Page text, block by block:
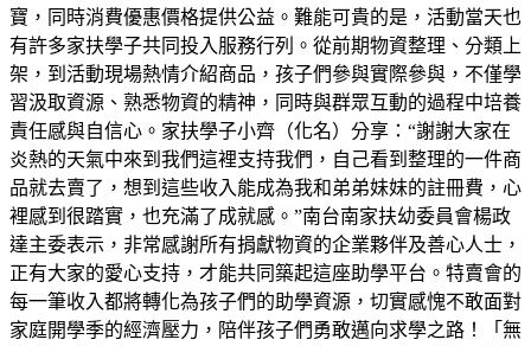
寶，同時消費優惠價格提供公益。難能可貴的是，活動當天也
有許多家扶學子共同投入服務行列。從前期物資整理、分類上
架，到活動現場熱情介紹商品，孩子們參與實際參與，不僅學
習汲取資源、熟悉物資的精神，同時與群眾互動的過程中培養
責任感與自信心。家扶學子小齊（化名）分享：“謝謝大家在
炎熱的天氣中來到我們這裡支持我們，自己看到整理的一件商
品就去賣了，想到這些收入能成為我和弟弟妹妹的註冊費，心
裡感到很踏實，也充滿了成就感。”南台南家扶幼委員會楊政
達主委表示，非常感謝所有捐獻物資的企業夥伴及善心人士，
正有大家的愛心支持，才能共同築起這座助學平台。特賣會的
每一筆收入都將轉化為孩子們的助學資源，切實感愧不敢面對
家庭開學季的經濟壓力，陪伴孩子們勇敢邁向求學之路！「無